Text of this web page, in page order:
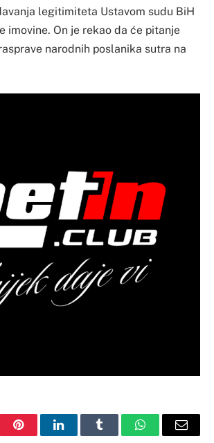
legitimiteta Ustavom sudu BiH
imovine. On je rekao da će pitanje
narodnih poslanika sutra na
PinterestLinkedInTumblr WhatsAppEmail